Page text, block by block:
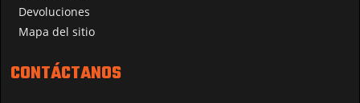
Devoluciones
Mapa del sitio
CONTÁCTANOS